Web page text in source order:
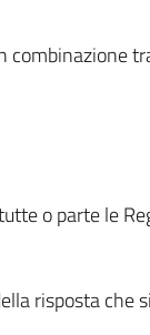
o parte le
risposta